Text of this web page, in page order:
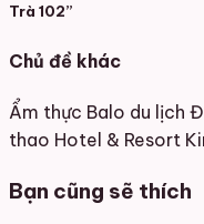
Trà 102”
Chủ đề khác
Ẩm thực Balo du lịch
thao Hotel & Resort
Bạn cũng sẽ thích